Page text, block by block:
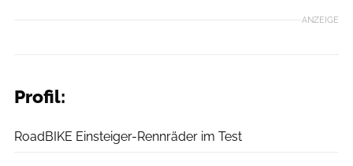
ANZEIGE
Profil:
RoadBIKE Einsteiger-Rennräder im Test